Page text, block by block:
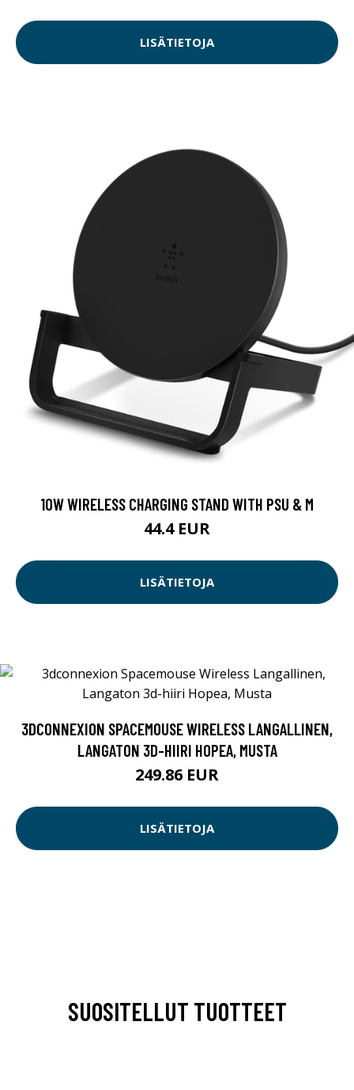
LISÄTIETOJA
10W WIRELESS CHARGING STAND WITH PSU & M
44.4 EUR
LISÄTIETOJA
3DCONNEXION SPACEMOUSE WIRELESS LANGALLINEN,
LANGATON 3D-HIIRI HOPEA, MUSTA
249.86 EUR
LISÄTIETOJA
SUOSITELLUT TUOTTEET